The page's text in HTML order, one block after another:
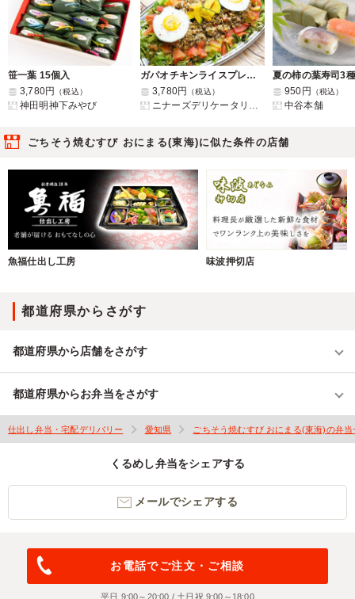
笹一葉 15個入
3,780円
（税込）
神田明神下みやび
ガパオチキンライスプレート
3,780円
（税込）
ニナーズデリケータリング
950円 （税込）
中谷本舗
ごちそう焼むすび おにまる(東海)に似た条件の店舗
魚福仕出し工房 味波押切店
都道府県からさがす
都道府県から店舗をさがす
都道府県からお弁当をさがす
仕出し弁当・宅配デリバリー 愛知県 ごちそう焼むすび おにまる(東海)の弁当
くるめし弁当をシェアする
メールでシェアする
お電話でご注文・ご相談
平日 9:00～20:00 / 土日祝 9:00～18:00